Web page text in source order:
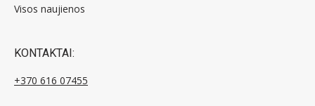
Visos naujienos
KONTAKTAI:
+370 616 07455